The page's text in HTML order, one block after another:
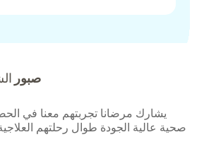
صبور
يشارك مرضانا تجربتهم معنا في
صحية عالية الجودة طوال رحلتهم